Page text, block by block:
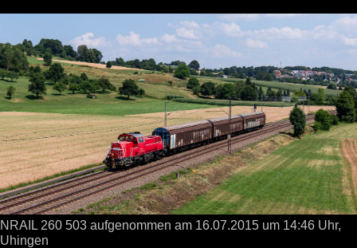
NRAIL 260 503 aufgenommen am 16.07.2015 um 14:46 Uhr,
Uhingen